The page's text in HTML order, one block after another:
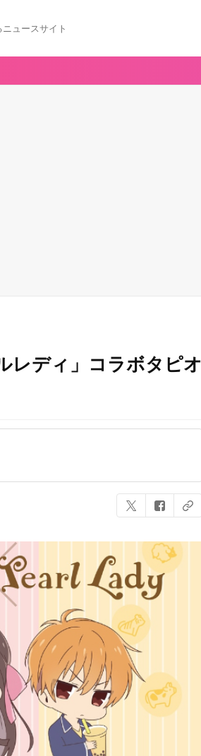
ュースサイト
レディ」コラボタピオ